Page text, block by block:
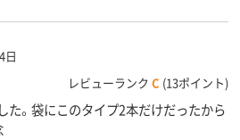
日
レビューランク C (13ポイント)
た。袋にこのタイプ2本だけだったから